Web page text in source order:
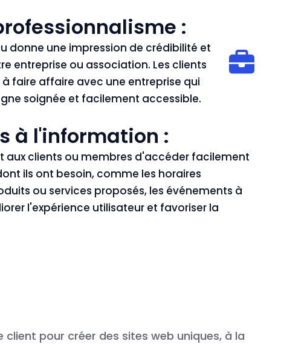
:
donne une impression de crédibilité et
entreprise ou association. Les clients
faire affaire avec une entreprise qui
soignée et facilement accessible.
à l'information :
aux clients ou membres d'accéder facilement
ils ont besoin, comme les horaires
ou services proposés, les événements à
l'expérience utilisateur et favoriser la
pour créer des sites web uniques, à la